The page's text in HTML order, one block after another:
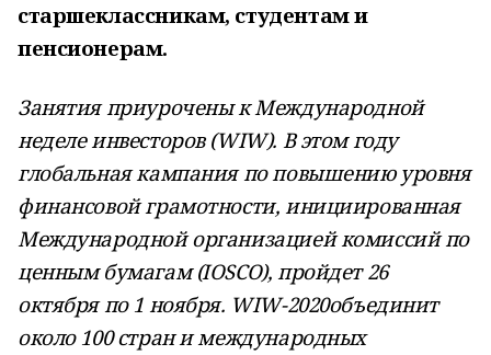
старшеклассникам, студентам и
пенсионерам.
Занятия приурочены к Международной
неделе инвесторов (WIW). В этом году
глобальная кампания по повышению уровня
финансовой грамотности, инициированная
Международной организацией комиссий по
ценным бумагам (IOSCO), пройдет 26
октября по 1 ноября. WIW-2020объединит
около 100 стран и международных